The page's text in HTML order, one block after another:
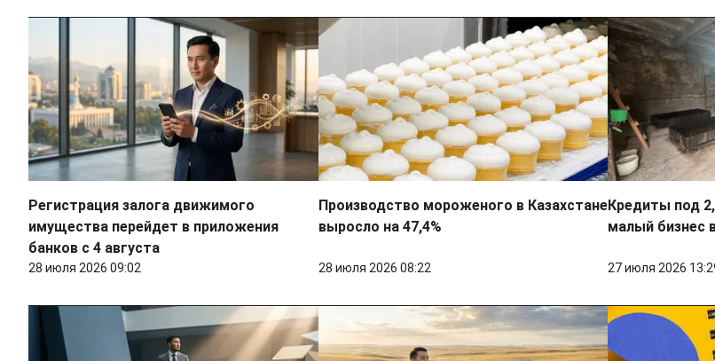
Регистрация залога движимого
имущества перейдет в приложения
банков с 4 августа
28 июля 2026 09:02
Производство мороженого в Казахстане
выросло на 47,4%
28 июля 2026 08:22
Кредиты под
малый бизнес
27 июля 2026